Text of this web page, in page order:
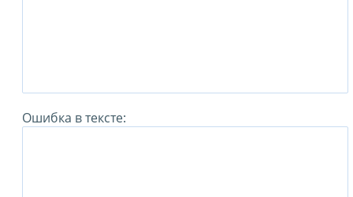
Ошибка в тексте: